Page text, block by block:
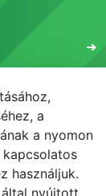
E-learning
a
a nyomon
kapcsolatos
használjuk.
által nyújtott